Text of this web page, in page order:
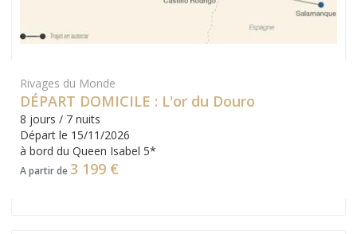
Rivages du Monde
DÉPART DOMICILE : L'or du Douro
8 jours / 7 nuits
Départ le 15/11/2026
à bord du Queen Isabel 5*
A partir de 3 199 €